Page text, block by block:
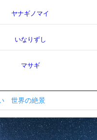
ヤナギノマイ
いなりずし
マサギ
世界の絶景